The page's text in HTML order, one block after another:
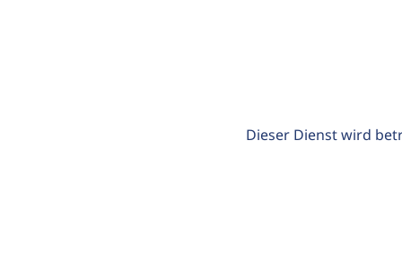
Dieser Dienst wird